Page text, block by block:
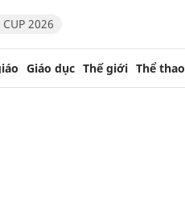
2026
Giáo dục Thế giới Thể thao